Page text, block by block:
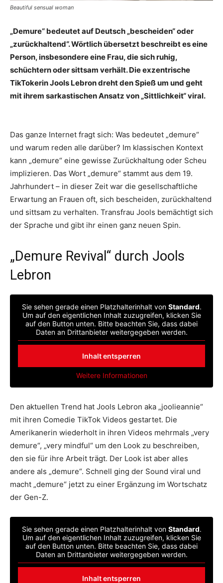
Beautiful sensual woman
„Demure“ bedeutet auf Deutsch „bescheiden“ oder
„zurückhaltend“. Wörtlich übersetzt beschreibt es eine
Person, insbesondere eine Frau, die sich ruhig,
schüchtern oder sittsam verhält. Die exzentrische
TikTokerin Jools Lebron dreht den Spieß um und geht
mit ihrem sarkastischen Ansatz von „Sittlichkeit“ viral.
Das ganze Internet fragt sich: Was bedeutet „demure“
und warum reden alle darüber? Im klassischen Kontext
kann „demure“ eine gewisse Zurückhaltung oder Scheu
implizieren. Das Wort „demure“ stammt aus dem 19.
Jahrhundert – in dieser Zeit war die gesellschaftliche
Erwartung an Frauen oft, sich bescheiden, zurückhaltend
und sittsam zu verhalten. Transfrau Jools bemächtigt sich
der Sprache und gibt ihr einen ganz neuen Spin.
„Demure Revival“ durch Jools
Lebron
Sie sehen gerade einen Platzhalterinhalt von Standard.
Um auf den eigentlichen Inhalt zuzugreifen, klicken Sie
auf den Button unten. Bitte beachten Sie, dass dabei
Daten an Drittanbieter weitergegeben werden.
Inhalt entsperren
Weitere Informationen
Den aktuellen Trend hat Jools Lebron aka „joolieannie“
mit ihren Comedie TikTok Videos gestartet. Die
Amerikanerin wiederholt in ihren Videos mehrmals „very
demure“, „very mindful“ um den Look zu beschreiben,
den sie für ihre Arbeit trägt. Der Look ist aber alles
andere als „demure“. Schnell ging der Sound viral und
macht „demure“ jetzt zu einer Ergänzung im Wortschatz
der Gen-Z.
Sie sehen gerade einen Platzhalterinhalt von Standard.
Um auf den eigentlichen Inhalt zuzugreifen, klicken Sie
auf den Button unten. Bitte beachten Sie, dass dabei
Daten an Drittanbieter weitergegeben werden.
Inhalt entsperren